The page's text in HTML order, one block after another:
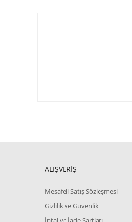
ALIŞVERİŞ
Mesafeli Satış Sözleşmesi
Gizlilik ve Güvenlik
İptal ve İade Şartları